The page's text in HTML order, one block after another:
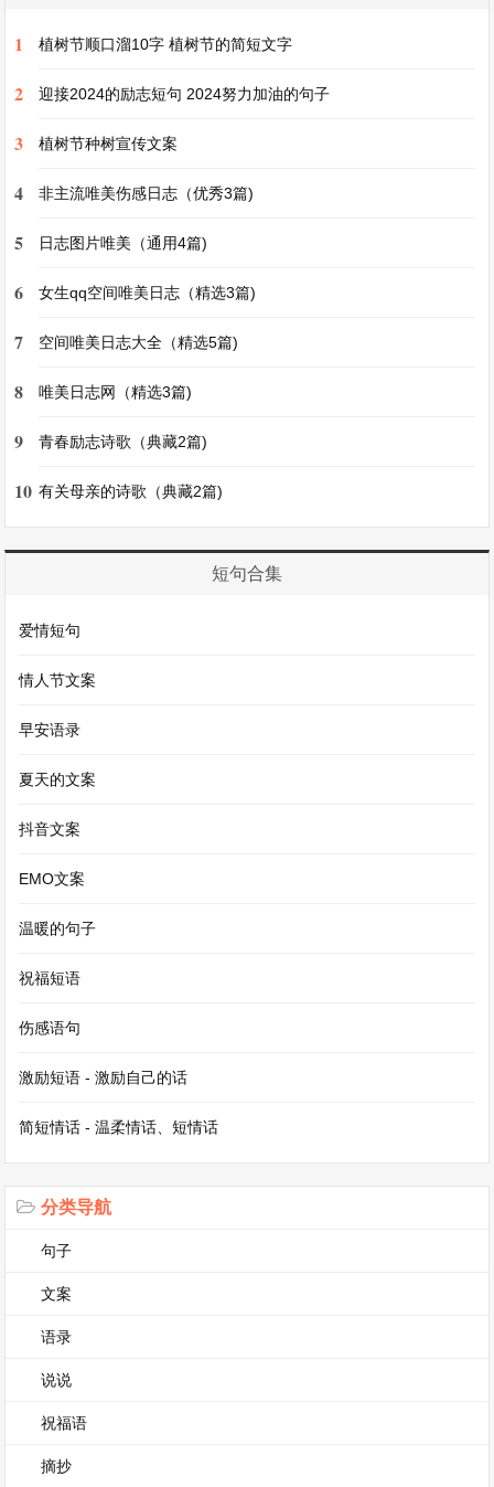
财”等。每到一家，主人都会热情地招待客人，拿
出各种美味的点心和糖果。小孩子们最高兴了，他
家乡的这些风俗，不仅仅是一种传统，更是一种情
记住自己的根，无论走到哪里，都不会忘记家乡的
文化和温暖。
家乡风俗的作文500字第3篇
家乡风俗的作文500字
那浓浓的年味就弥漫在每一个角落。
其中最热闹的要数蒸年糕了。这可不是简单的年
糕，它蕴含着对新年美好的期望。奶奶会早早地把
满满一锅水。将面粉慢慢倒入盆中，加入适量的
水，开始用力地搅拌。这时候，面粉和水就像是两
了魔法，把面团揉得又光又滑。接着把面团分成一
个个小团，放入蒸笼里。当蒸笼盖一掀开，那股带
一口，这就是新年的味道啊。
这些小孩子都会穿上新衣，挨家挨户地去给长辈们
拜年。长辈们会早早地坐在家中，等待着晚辈们的
到来。当我们恭恭敬敬地说上一声“新年好”时，长
辈们就会笑容满面地给我们发红包，这不仅仅是
到了正月十五元宵节，家乡会有花灯会。各种各样
的花灯被挂在街头巷尾，有可爱的兔子灯，寓意着
笑语回荡在空中，让整个家乡沉浸在欢乐的海洋之
中。这些家乡的风俗，是家乡文化的瑰宝，永远留
1 植树节顺口溜10字 植树节的简短文字
2 迎接2024的励志短句 2024努力加油的句子
3 植树节种树宣传文案
4 非主流唯美伤感日志（优秀3篇)
5 日志图片唯美（通用4篇)
6 女生qq空间唯美日志（精选3篇)
7 空间唯美日志大全（精选5篇)
8 唯美日志网（精选3篇)
9 青春励志诗歌（典藏2篇)
10 有关母亲的诗歌（典藏2篇)
短句合集
爱情短句
情人节文案
早安语录
夏天的文案
抖音文案
EMO文案
温暖的句子
祝福短语
伤感语句
激励短语 - 激励自己的话
简短情话 - 温柔情话、短情话
分类导航
句子
文案
语录
说说
祝福语
摘抄